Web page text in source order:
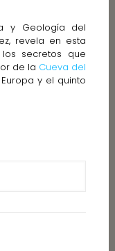
y Geología del
revela en esta
secretos que
de la Cueva del
y el quinto